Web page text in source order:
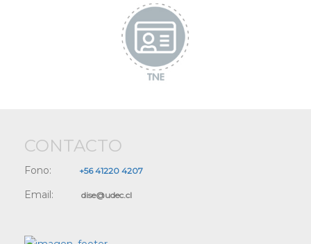
CONTACTO
Fono: +56 41220 4207
Email: dise@udec.cl